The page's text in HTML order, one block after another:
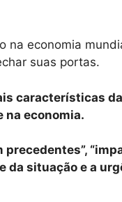
na economia
suas portas.
características
na economia.
precedentes”,
da situação e a